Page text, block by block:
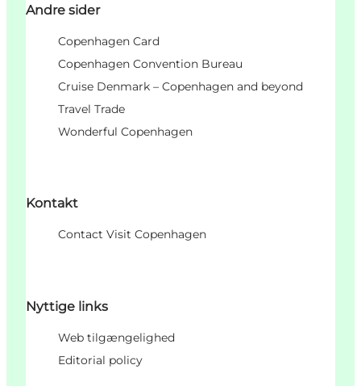
Andre sider
Copenhagen Card
Copenhagen Convention Bureau
Cruise Denmark – Copenhagen and beyond
Travel Trade
Wonderful Copenhagen
Kontakt
Contact Visit Copenhagen
Nyttige links
Web tilgængelighed
Editorial policy